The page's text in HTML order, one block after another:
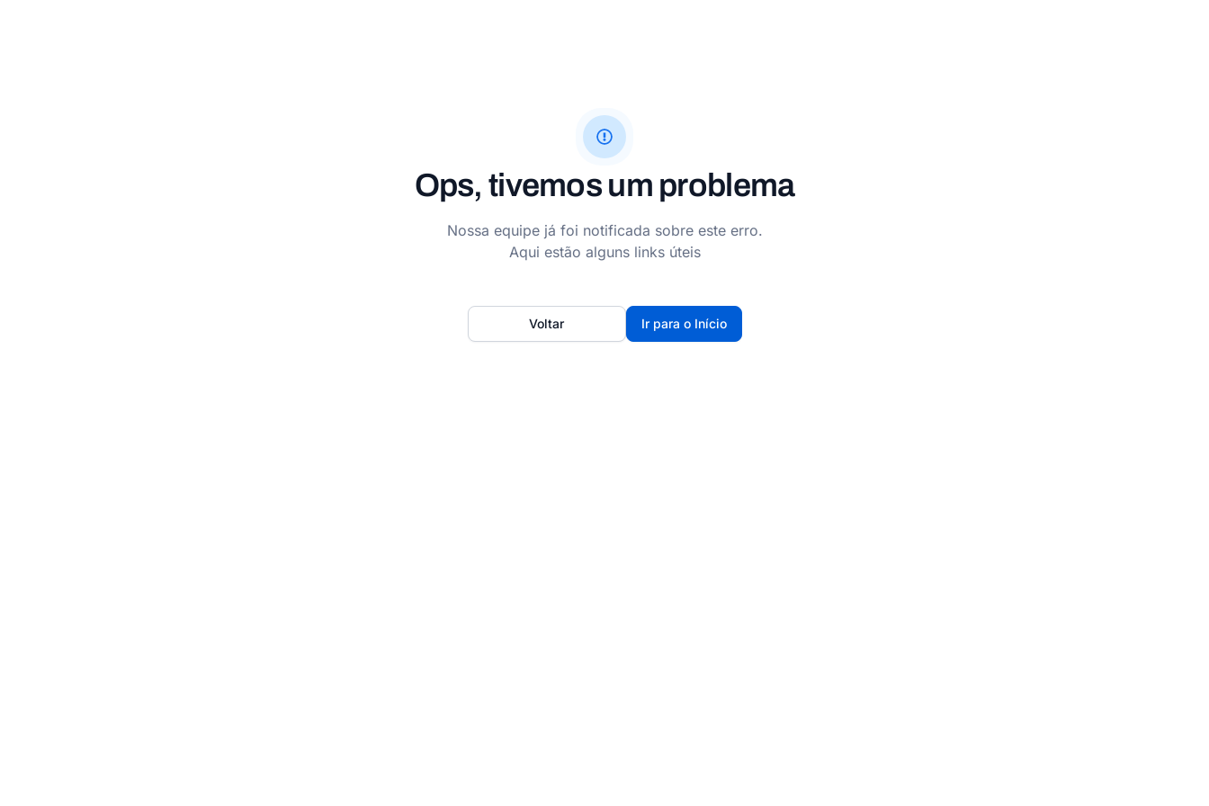
Ops, tivemos um problema
Nossa equipe já foi notificada sobre este erro.
Aqui estão alguns links úteis
Ir para o Início
Voltar